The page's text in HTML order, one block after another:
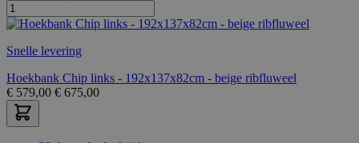
Snelle levering
Hoekbank Chip links - 192x137x82cm - beige ribfluweel
€ 579,00 € 675,00